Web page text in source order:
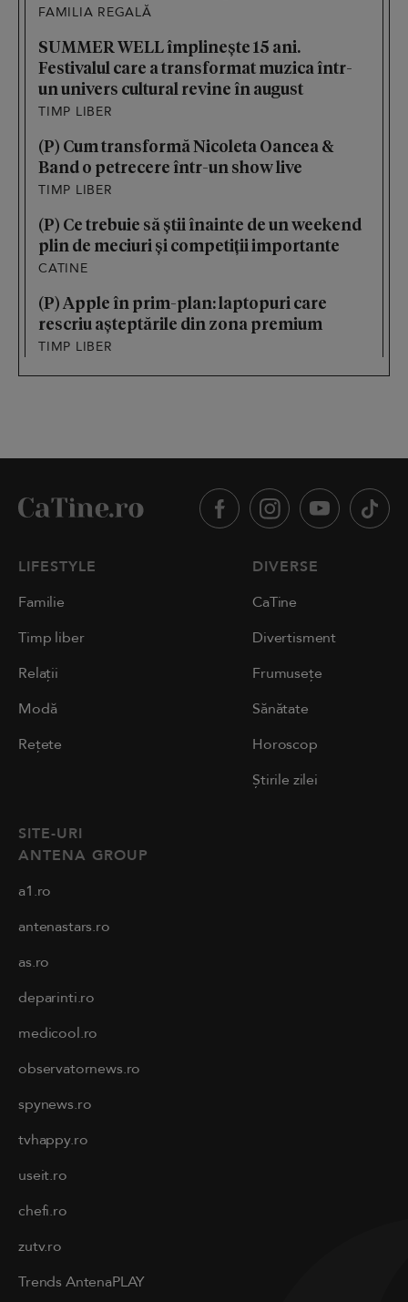
FAMILIA REGALĂ
SUMMER WELL împlinește 15 ani.
Festivalul care a transformat muzica într-
un univers cultural revine în august
TIMP LIBER
(P) Cum transformă Nicoleta Oancea &
Band o petrecere într-un show live
TIMP LIBER
(P) Ce trebuie să știi înainte de un weekend
plin de meciuri și competiții importante
CATINE
(P) Apple în prim-plan: laptopuri care
rescriu așteptările din zona premium
TIMP LIBER
LIFESTYLE
Familie
Timp liber
Relații
Modă
Rețete
DIVERSE
CaTine
Divertisment
Frumusețe
Sănătate
Horoscop
Știrile zilei
SITE-URI
ANTENA GROUP
a1.ro
antenastars.ro
as.ro
deparinti.ro
medicool.ro
observatornews.ro
spynews.ro
tvhappy.ro
useit.ro
chefi.ro
zutv.ro
Trends AntenaPLAY